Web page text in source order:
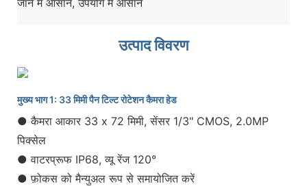
उत्पाद विवरण
मुख्य भाग 1: 33 मिमी पैन टिल्ट रोटेशन कैमरा हेड
● कैमरा आकार 33 x 72 मिमी, सेंसर 1/3" CMOS, 2.0MP
पिक्सेल
● वाटरप्रूफ IP68, व्यू रेंज 120°
● फ़ोकस को मैन्युअल रूप से समायोजित करें